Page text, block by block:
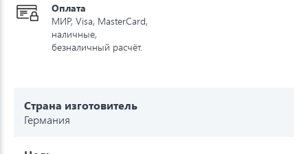
Оплата
МИР, Visa, MasterCard,
наличные,
безналичный расчёт.
Страна изготовитель
Германия